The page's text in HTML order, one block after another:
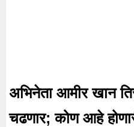
अभिनेता आमीर खान
चढणार; कोण आहे